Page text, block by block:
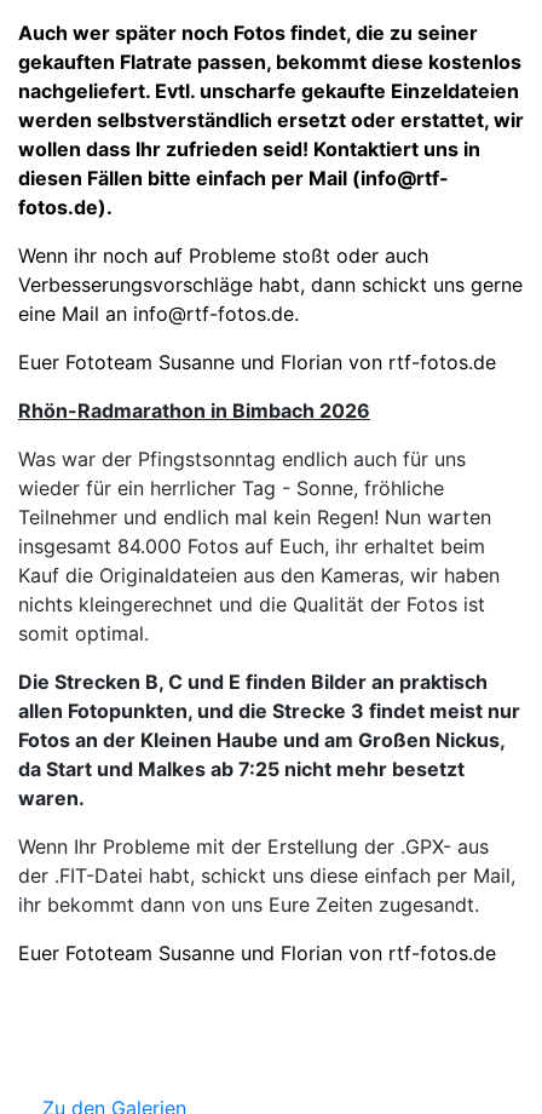
Auch wer später noch Fotos findet, die zu seiner
gekauften Flatrate passen, bekommt diese kostenlos
nachgeliefert. Evtl. unscharfe gekaufte Einzeldateien
werden selbstverständlich ersetzt oder erstattet, wir
wollen dass Ihr zufrieden seid! Kontaktiert uns in
diesen Fällen bitte einfach per Mail (info@rtf-
fotos.de).
Wenn ihr noch auf Probleme stoßt oder auch
Verbesserungsvorschläge habt, dann schickt uns gerne
eine Mail an info@rtf-fotos.de.
Euer Fototeam Susanne und Florian von rtf-fotos.de
Rhön-Radmarathon in Bimbach 2026
Was war der Pfingstsonntag endlich auch für uns
wieder für ein herrlicher Tag - Sonne, fröhliche
Teilnehmer und endlich mal kein Regen! Nun warten
insgesamt 84.000 Fotos auf Euch, ihr erhaltet beim
Kauf die Originaldateien aus den Kameras, wir haben
nichts kleingerechnet und die Qualität der Fotos ist
somit optimal.
Die Strecken B, C und E finden Bilder an praktisch
allen Fotopunkten, und die Strecke 3 findet meist nur
Fotos an der Kleinen Haube und am Großen Nickus,
da Start und Malkes ab 7:25 nicht mehr besetzt
waren.
Wenn Ihr Probleme mit der Erstellung der .GPX- aus
der .FIT-Datei habt, schickt uns diese einfach per Mail,
ihr bekommt dann von uns Eure Zeiten zugesandt.
Euer Fototeam Susanne und Florian von rtf-fotos.de
Zu den Galerien